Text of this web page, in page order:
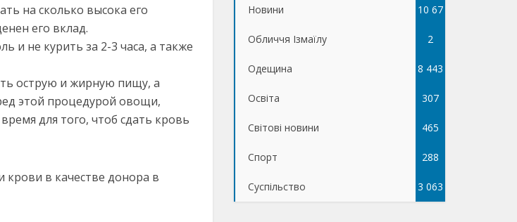
на сколько высока его
его вклад.
и не курить за 2-3 часа, а также
острую и жирную пищу, а
этой процедурой овощи,
для того, чтоб сдать кровь
в качестве донора в
Новини 10 67
5
Обличчя Ізмаїлу 2
Одещина 8 443
Освіта 307
Світові новини 465
Спорт 288
Суспільство 3 063